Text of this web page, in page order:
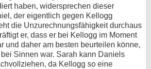
haben, widersprechen dieser
der eigentlich gegen Kellogg
die Unzurechnungsfähigkeit durchaus
er, dass er bei Kellogg im Moment
und daher am besten beurteilen könne,
Sinnen war. Sarah kann Daniels
da Kellogg so eine